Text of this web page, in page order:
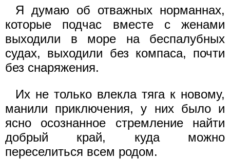
Я думаю об отважных норманнах,
которые подчас вместе с женами
выходили в море на беспалубных
судах, выходили без компаса, почти
без снаряжения.
Их не только влекла тяга к новому,
манили приключения, у них было и
ясно осознанное стремление найти
добрый край, куда можно
переселиться всем родом.